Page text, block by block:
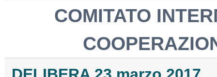
COMITATO